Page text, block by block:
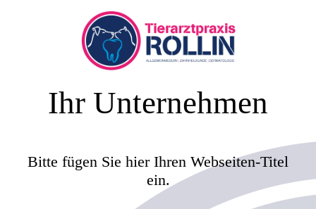
Ihr Unternehmen
Bitte fügen Sie hier Ihren Webseiten-Titel
ein.